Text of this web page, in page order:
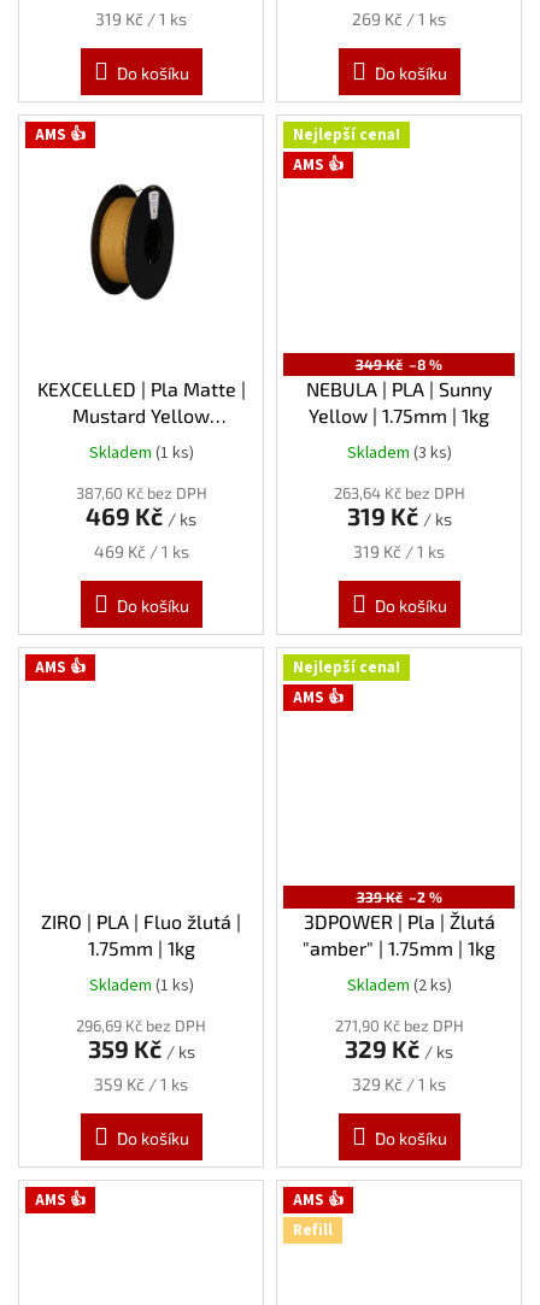
Měrná
319 Kč / 1 ks
Do košíku
Měrná
269 Kč / 1 ks
Do košíku
AMS 👍
KEXCELLED | Pla Matte |
Mustard Yellow
(hořčicová) | 1.75mm | 1kg
Skladem (1 ks)
387,60 Kč bez DPH
469 Kč / ks
Měrná
469 Kč / 1 ks
Do košíku
Nejlepší cena!
AMS 👍
349 Kč –8 %
NEBULA | PLA | Sunny
Yellow | 1.75mm | 1kg
Skladem (3 ks)
263,64 Kč bez DPH
319 Kč / ks
Měrná
319 Kč / 1 ks
Do košíku
AMS 👍
ZIRO | PLA | Fluo žlutá |
1.75mm | 1kg
Skladem (1 ks)
296,69 Kč bez DPH
359 Kč / ks
Měrná
359 Kč / 1 ks
Do košíku
Nejlepší cena!
AMS 👍
339 Kč –2 %
3DPOWER | Pla | Žlutá
"amber" | 1.75mm | 1kg
Skladem (2 ks)
271,90 Kč bez DPH
329 Kč / ks
Měrná
329 Kč / 1 ks
Do košíku
AMS 👍
AMS 👍
Refill